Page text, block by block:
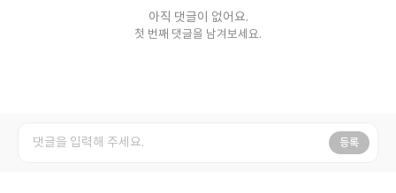
아직 댓글이 없어요.
첫 번째 댓글을 남겨보세요.
등록